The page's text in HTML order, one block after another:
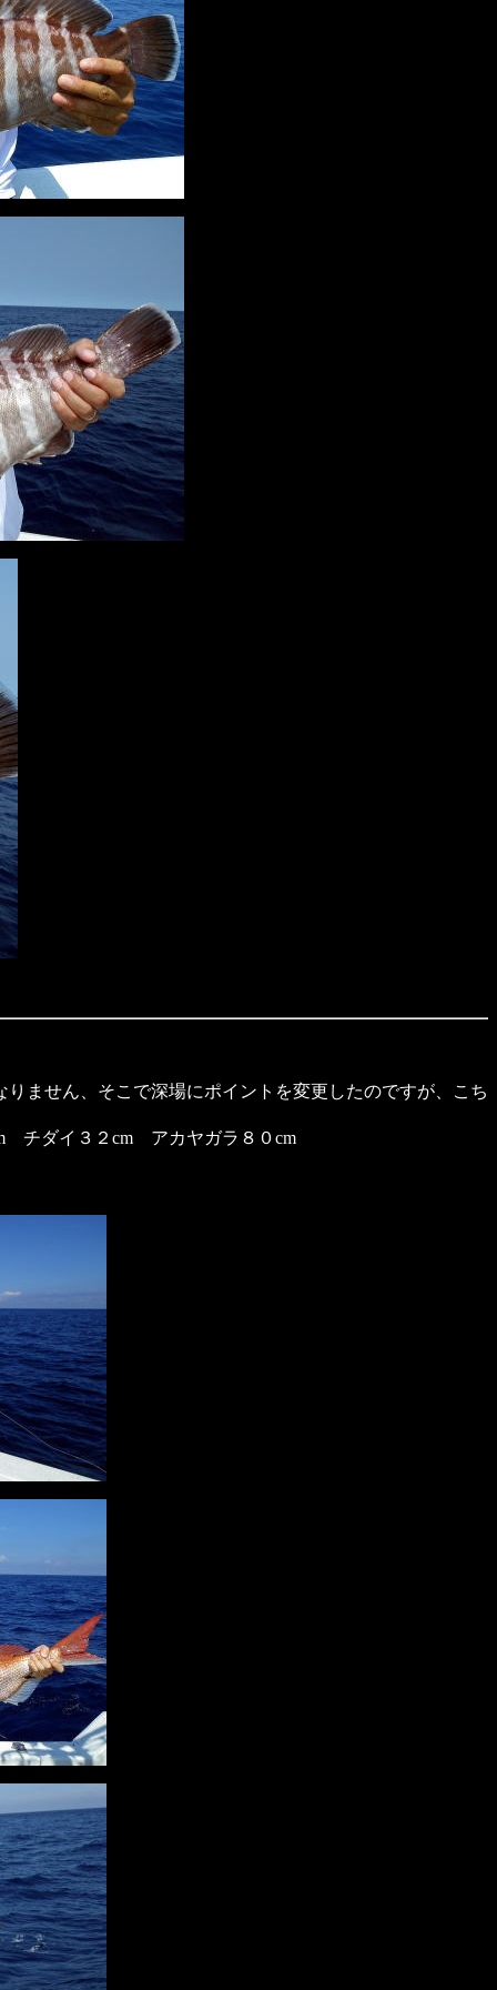
ません、そこで深場にポイントを変更したのですが、こち
チダイ３２cm アカヤガラ８０cm